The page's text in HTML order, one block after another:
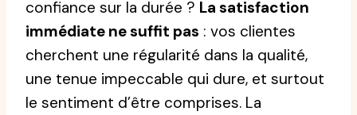
confiance sur la durée ? La satisfaction
immédiate ne suffit pas : vos clientes
cherchent une régularité dans la qualité,
une tenue impeccable qui dure, et surtout
le sentiment d’être comprises. La